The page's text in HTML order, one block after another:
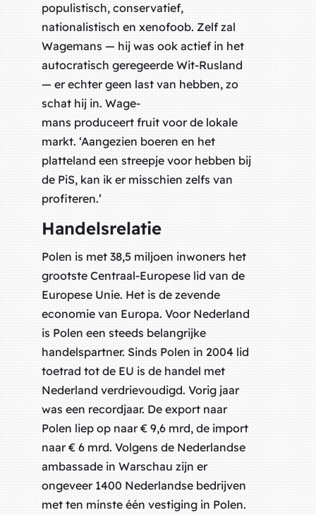
populistisch, conservatief,
nationalistisch en xenofoob. Zelf zal
Wagemans — hij was ook actief in het
autocratisch geregeerde Wit-Rusland
— er echter geen last van hebben, zo
schat hij in. Wage-
mans produceert fruit voor de lokale
markt. ‘Aangezien boeren en het
platteland een streepje voor hebben bij
de PiS, kan ik er misschien zelfs van
profiteren.’
Handelsrelatie
Polen is met 38,5 miljoen inwoners het
grootste Centraal-Europese lid van de
Europese Unie. Het is de zevende
economie van Europa. Voor Nederland
is Polen een steeds belangrijke
handelspartner. Sinds Polen in 2004 lid
toetrad tot de EU is de handel met
Nederland verdrievoudigd. Vorig jaar
was een recordjaar. De export naar
Polen liep op naar € 9,6 mrd, de import
naar € 6 mrd. Volgens de Nederlandse
ambassade in Warschau zijn er
ongeveer 1400 Nederlandse bedrijven
met ten minste één vestiging in Polen.